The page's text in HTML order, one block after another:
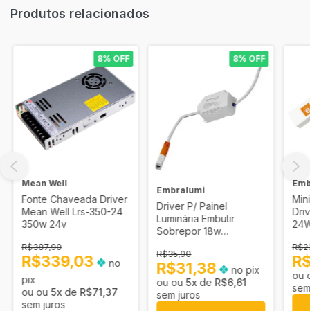
Produtos relacionados
8% OFF
Mean Well
Fonte Chaveada Driver
Mean Well Lrs-350-24
350w 24v
R$387,90
R$339,03
no
pix
5x de R$71,37
sem juros
8% OFF
Embralumi
Driver P/ Painel
Luminária Embutir
Sobrepor 18w
R$35,90
R$31,38
no pix
5x de R$6,61
sem juros